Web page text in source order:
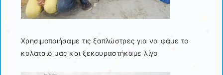
Χρησιμοποιήσαμε τις ξαπλώστρες για να φάμε το
κολατσιό μας και ξεκουραστήκαμε λίγο